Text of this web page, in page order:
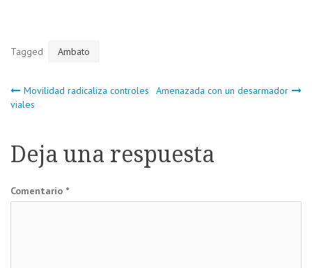
Tagged Ambato
Navegación
entradas
Movilidad radicaliza controles
viales
Amenazada con un desarmador
Deja una respuesta
Comentario *